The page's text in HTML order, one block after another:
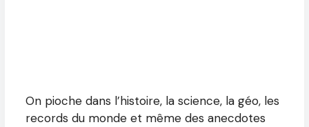
On pioche dans l’histoire, la science, la géo, les
records du monde et même des anecdotes